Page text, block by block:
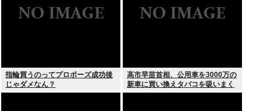
指輪買うのってプロポーズ成功後
じゃダメなん？
高市早苗首相、公用車を3000万の
新車に買い換えタバコを吸いまく
っていた